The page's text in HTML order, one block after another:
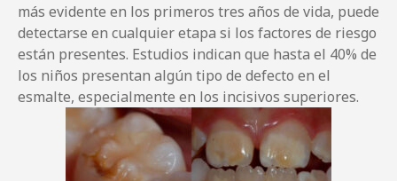
más evidente en los primeros tres años de vida, puede
detectarse en cualquier etapa si los factores de riesgo
están presentes. Estudios indican que hasta el 40% de
los niños presentan algún tipo de defecto en el
esmalte, especialmente en los incisivos superiores.